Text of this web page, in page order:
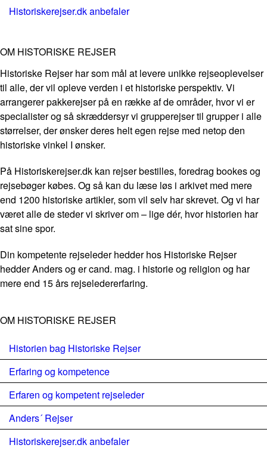
Historiskerejser.dk anbefaler
OM HISTORISKE REJSER
Historiske Rejser har som mål at levere unikke rejseoplevelser
til alle, der vil opleve verden i et historiske perspektiv. Vi
arrangerer pakkerejser på en række af de områder, hvor vi er
specialister og så skræddersyr vi grupperejser til grupper i alle
størrelser, der ønsker deres helt egen rejse med netop den
historiske vinkel I ønsker.
På Historiskerejser.dk kan rejser bestilles, foredrag bookes og
rejsebøger købes. Og så kan du læse løs i arkivet med mere
end 1200 historiske artikler, som vil selv har skrevet. Og vi har
været alle de steder vi skriver om – lige dér, hvor historien har
sat sine spor.
Din kompetente rejseleder hedder hos Historiske Rejser
hedder Anders og er cand. mag. i historie og religion og har
mere end 15 års rejseledererfaring.
OM HISTORISKE REJSER
Historien bag Historiske Rejser
Erfaring og kompetence
Erfaren og kompetent rejseleder
Anders´ Rejser
Historiskerejser.dk anbefaler